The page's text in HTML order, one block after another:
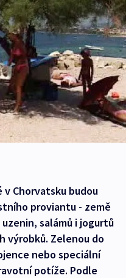
Chorvatsku budou
proviantu - země
salámů i jogurtů
výrobků. Zelenou do
nebo speciální
potíže. Podle